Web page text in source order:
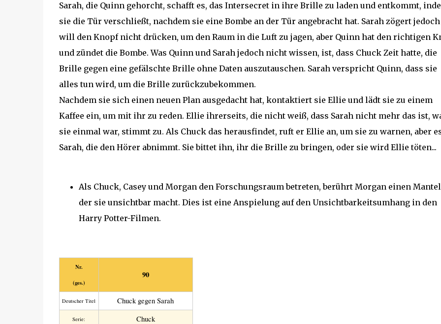
Sarah, die Quinn gehorcht, schafft es, das Intersecret in ihre Brille zu laden und entkommt,
sie die Tür verschließt, nachdem sie eine Bombe an der Tür angebracht hat. Sarah zögert
will den Knopf nicht drücken, um den Raum in die Luft zu jagen, aber Quinn hat den richtigen
und zündet die Bombe. Was Quinn und Sarah jedoch nicht wissen, ist, dass Chuck Zeit hatte, die
Brille gegen eine gefälschte Brille ohne Daten auszutauschen. Sarah verspricht Quinn, dass sie
alles tun wird, um die Brille zurückzubekommen.
Nachdem sie sich einen neuen Plan ausgedacht hat, kontaktiert sie Ellie und lädt sie zu einem
Kaffee ein, um mit ihr zu reden. Ellie ihrerseits, die nicht weiß, dass Sarah nicht mehr das ist,
sie einmal war, stimmt zu. Als Chuck das herausfindet, ruft er Ellie an, um sie zu warnen, aber
Sarah, die den Hörer abnimmt. Sie bittet ihn, ihr die Brille zu bringen, oder sie wird Ellie töten...
Als Chuck, Casey und Morgan den Forschungsraum betreten, berührt Morgan einen
der sie unsichtbar macht. Dies ist eine Anspielung auf den Unsichtbarkeitsumhang in den
Harry Potter-Filmen.
Nr.
(ges.)
90
Deutscher Titel Chuck gegen Sarah
Serie: Chuck